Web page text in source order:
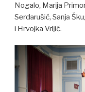
Nogalo, Marija
Serdarušić, Sanja
i Hrvojka Vrljić.